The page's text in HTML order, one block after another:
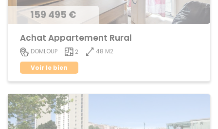
159 495 €
Achat Appartement Rural
DOMLOUP 2
48 M2
Voir le bien